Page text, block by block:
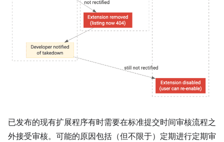
已发布的现有扩展程序有时需要在标准提交时间审核流程之
外接受审核。可能的原因包括（但不限于）定期进行定期审